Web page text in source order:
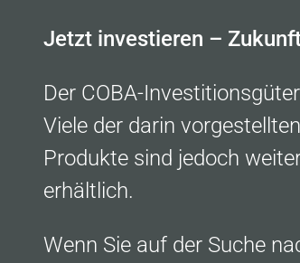
Jetzt investieren –
Der COBA-
Viele der darin
Produkte sind jedoch
erhältlich.
Wenn Sie auf der Suche